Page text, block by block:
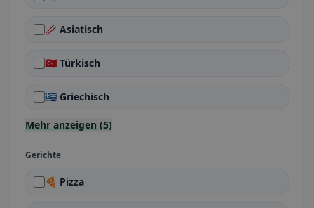
🥢 Asiatisch
🇹🇷 Türkisch
🇬🇷 Griechisch
Mehr anzeigen (5)
Gerichte
🍕 Pizza